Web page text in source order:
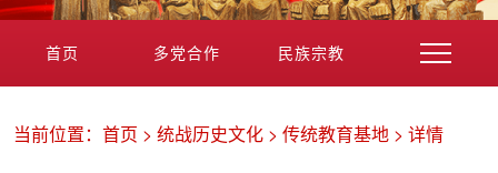
首页 多党合作 民族宗教
当前位置： 首页 > 统战历史文化 > 传统教育基地 > 详情